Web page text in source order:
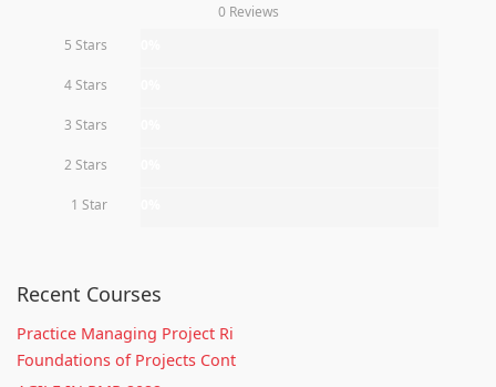
0 Reviews
5 Stars
4 Stars
3 Stars
2 Stars
1 Star
Recent Courses
Practice Managing Project Ri
Foundations of Projects Cont